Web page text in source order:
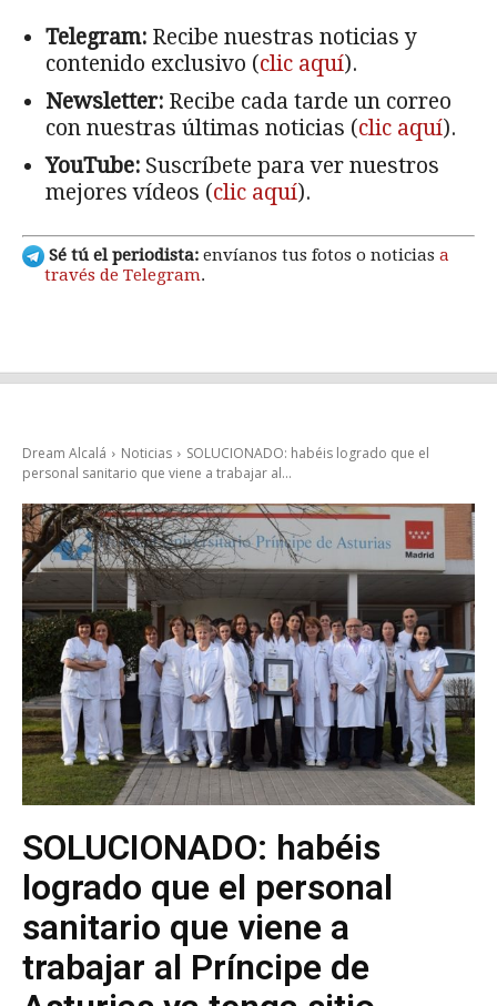
Telegram: Recibe nuestras noticias y
contenido exclusivo (clic aquí).
Newsletter: Recibe cada tarde un correo
con nuestras últimas noticias (clic aquí).
YouTube: Suscríbete para ver nuestros
mejores vídeos (clic aquí).
Sé tú el periodista: envíanos tus fotos o noticias a
través de Telegram.